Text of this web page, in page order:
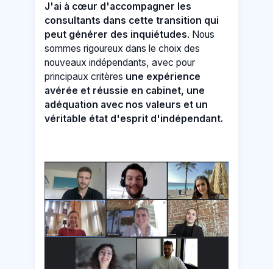
J'ai à cœur d'accompagner les
consultants dans cette transition qui
peut générer des inquiétudes. Nous
sommes rigoureux dans le choix des
nouveaux indépendants, avec pour
principaux critères une expérience
avérée et réussie en cabinet, une
adéquation avec nos valeurs et un
véritable état d'esprit d'indépendant.